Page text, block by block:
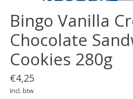
Bingo Vanilla
Chocolate
Cookies 280g
€4,25
Incl. btw